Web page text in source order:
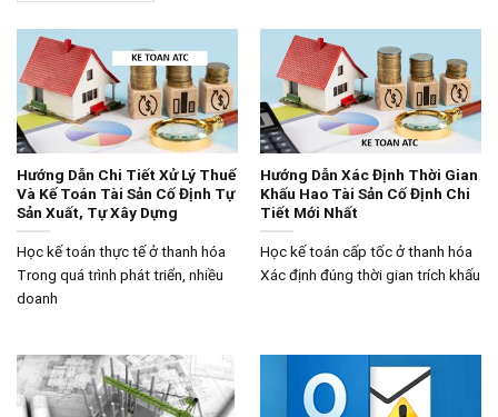
Hướng Dẫn Chi Tiết Xử Lý Thuế
Và Kế Toán Tài Sản Cố Định Tự
Sản Xuất, Tự Xây Dựng
Học kế toán thực tế ở thanh hóa
Trong quá trình phát triển, nhiều
doanh
Hướng Dẫn Xác Định Thời Gian
Khấu Hao Tài Sản Cố Định Chi
Tiết Mới Nhất
Học kế toán cấp tốc ở thanh hóa
Xác định đúng thời gian trích khấu